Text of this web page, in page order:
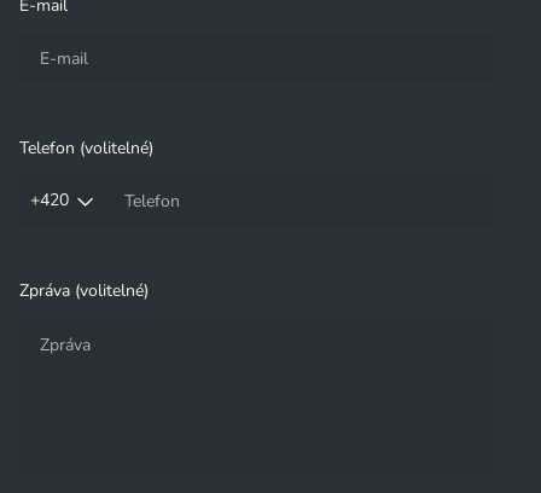
ISO/IEC 27018
(PII) ve veřejných cloudech vystupujících jako zpracovatelé
PII
SOC Type 1 a Type 2
standardů a požadavků AICPA (American Institute of
E-mail
Telefon (volitelné)
+420
Zpráva (volitelné)